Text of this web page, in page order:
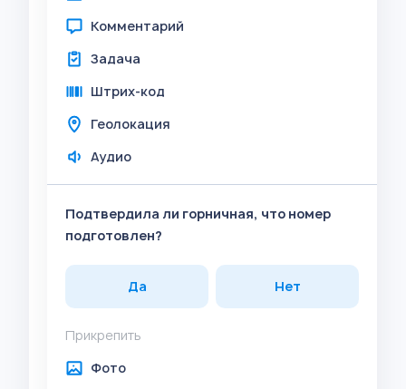
Комментарий
Задача
Штрих-код
Геолокация
Аудио
Подтвердила ли горничная, что номер
подготовлен?
Да Нет
Прикрепить
Фото